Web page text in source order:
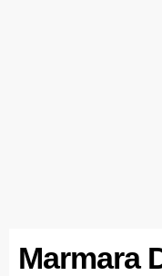
Marmara